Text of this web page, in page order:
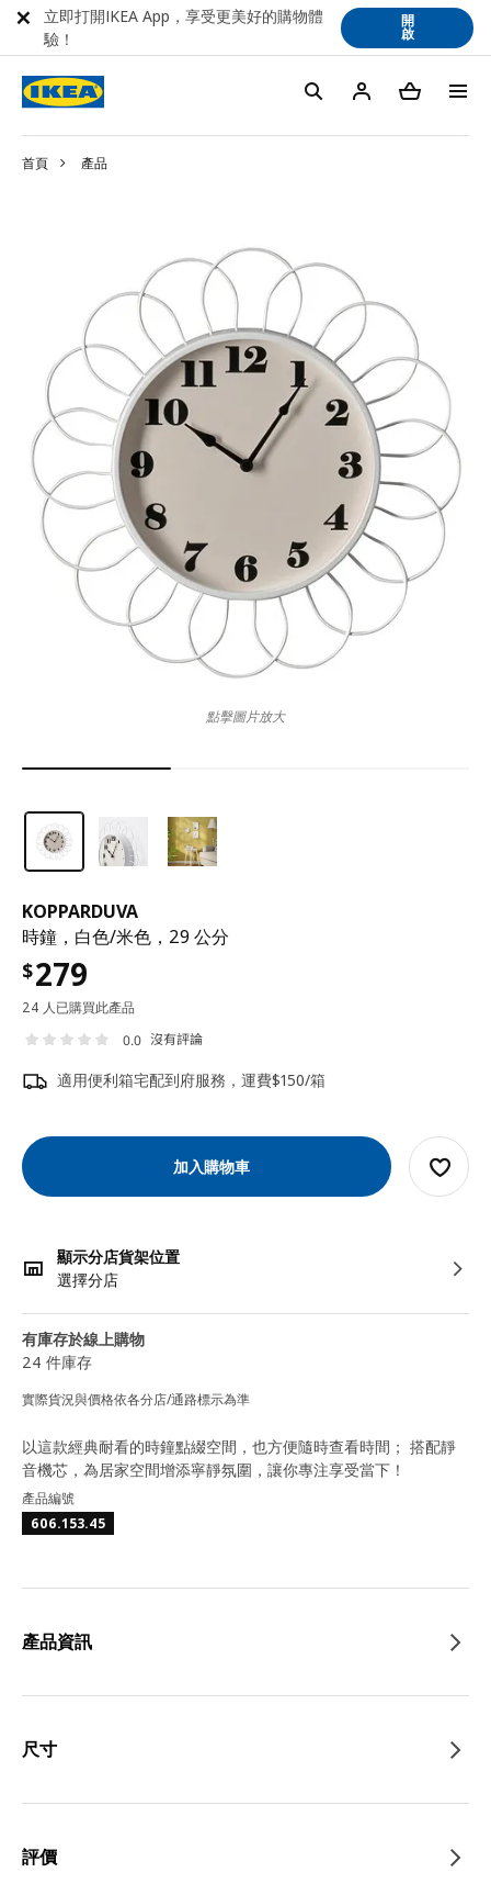
首頁 產品
KOPPARDUVA
時鐘，白色/米色，29 公分
$279
24 人已購買此產品
0.0 沒有評論
適用便利箱宅配到府服務，運費$150/箱
加入購物車
顯示分店貨架位置
選擇分店
有庫存於線上購物
24 件庫存
實際貨況與價格依各分店/通路標示為準
點擊圖片放大
以這款經典耐看的時鐘點綴空間，也方便隨時查看時間； 搭配靜
音機芯，為居家空間增添寧靜氛圍，讓你專注享受當下！
產品編號
606.153.45
產品資訊
尺寸
評價
立即打開IKEA App，享受更美好的購物體
驗！
開
啟